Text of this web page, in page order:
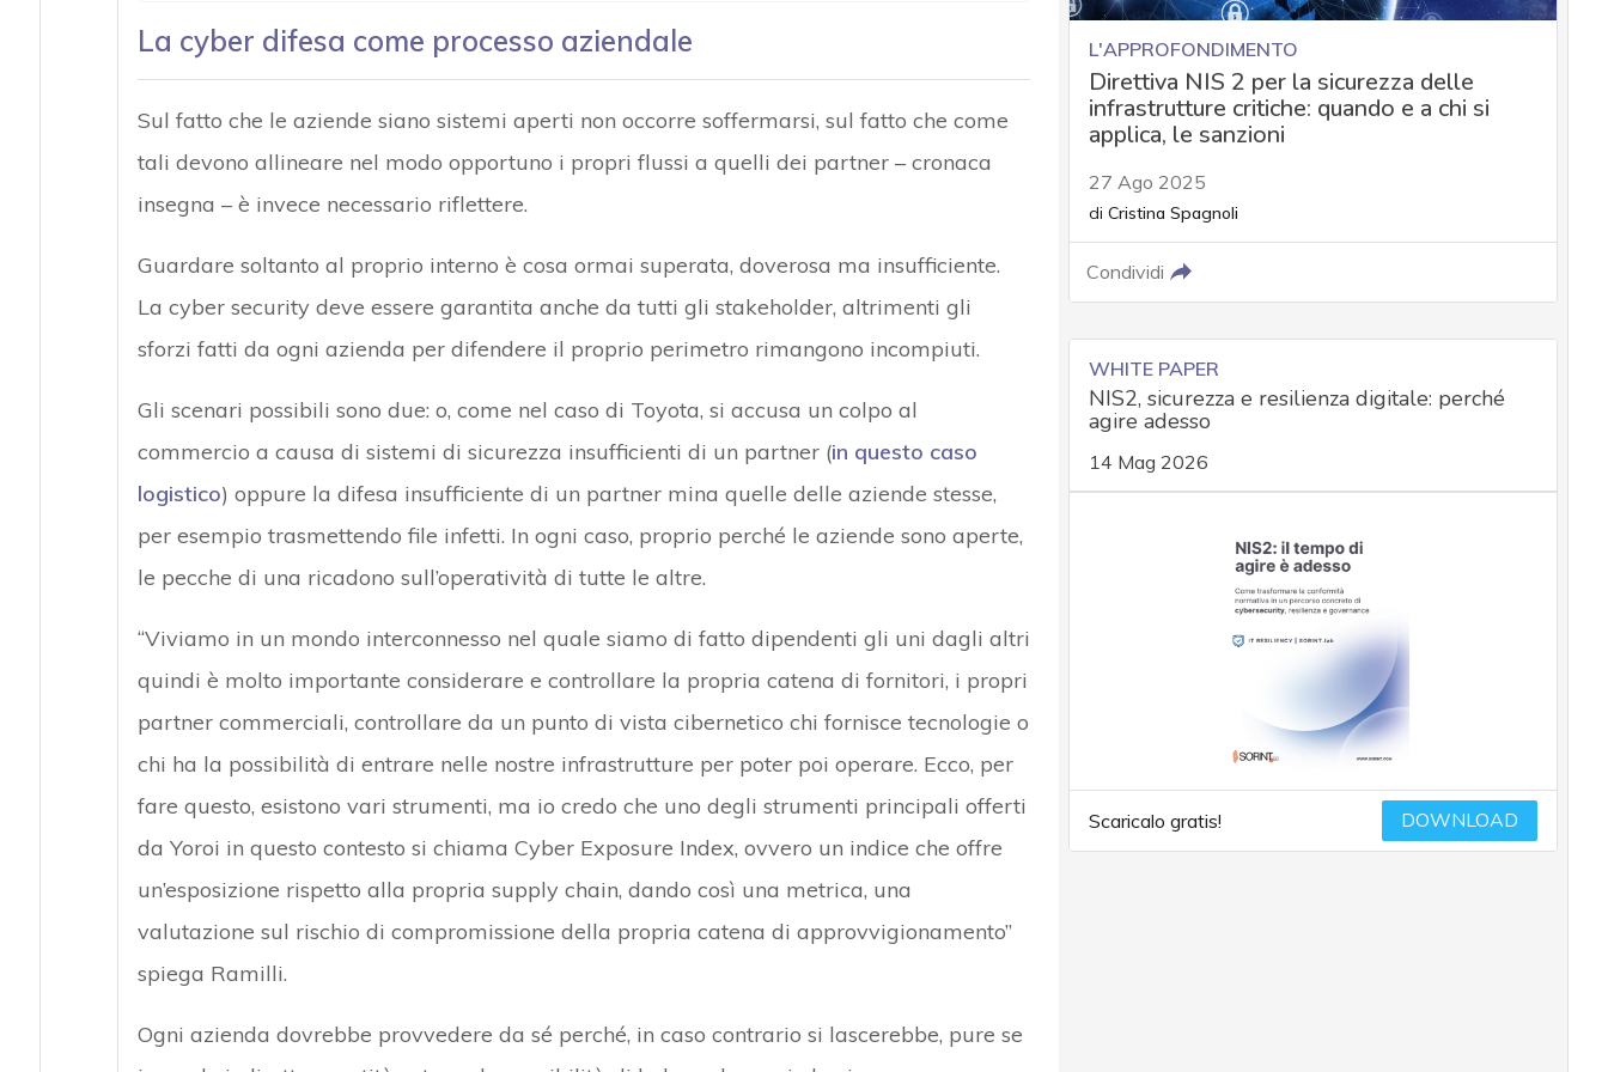
La cyber difesa come processo aziendale
Sul fatto che le aziende siano sistemi aperti non occorre soffermarsi, sul fatto che come
tali devono allineare nel modo opportuno i propri flussi a quelli dei partner – cronaca
insegna – è invece necessario riflettere.
Guardare soltanto al proprio interno è cosa ormai superata, doverosa ma insufficiente.
La cyber security deve essere garantita anche da tutti gli stakeholder, altrimenti gli
sforzi fatti da ogni azienda per difendere il proprio perimetro rimangono incompiuti.
Gli scenari possibili sono due: o, come nel caso di Toyota, si accusa un colpo al
commercio a causa di sistemi di sicurezza insufficienti di un partner (in questo caso
logistico) oppure la difesa insufficiente di un partner mina quelle delle aziende stesse,
per esempio trasmettendo file infetti. In ogni caso, proprio perché le aziende sono aperte,
le pecche di una ricadono sull’operatività di tutte le altre.
“Viviamo in un mondo interconnesso nel quale siamo di fatto dipendenti gli uni dagli altri
quindi è molto importante considerare e controllare la propria catena di fornitori, i propri
partner commerciali, controllare da un punto di vista cibernetico chi fornisce tecnologie o
chi ha la possibilità di entrare nelle nostre infrastrutture per poter poi operare. Ecco, per
fare questo, esistono vari strumenti, ma io credo che uno degli strumenti principali offerti
da Yoroi in questo contesto si chiama Cyber Exposure Index, ovvero un indice che offre
un’esposizione rispetto alla propria supply chain, dando così una metrica, una
valutazione sul rischio di compromissione della propria catena di approvvigionamento”
spiega Ramilli.
Ogni azienda dovrebbe provvedere da sé perché, in caso contrario si lascerebbe, pure se
L'APPROFONDIMENTO
Direttiva NIS 2 per la sicurezza delle
infrastrutture critiche: quando e a chi si
applica, le sanzioni
27 Ago 2025
di Cristina Spagnoli
Condividi
WHITE PAPER
NIS2, sicurezza e resilienza digitale: perché
agire adesso
14 Mag 2026
Scaricalo gratis! DOWNLOAD